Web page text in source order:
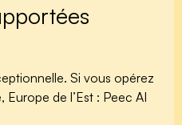
Si vous opérez
de l’Est : Peec AI